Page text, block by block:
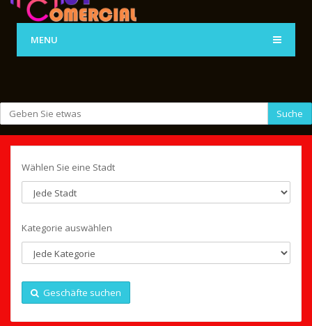
MENU
Suche
Wählen Sie eine Stadt
Kategorie auswählen
Geschäfte suchen